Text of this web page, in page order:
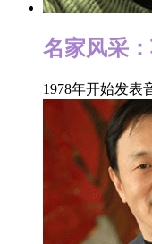
名家风采
1978年开始发表